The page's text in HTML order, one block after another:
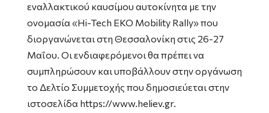
εναλλακτικού καυσίμου αυτοκίνητα με την
ονομασία «Hi-Tech EKO Mobility Rally» που
διοργανώνεται στη Θεσσαλονίκη στις 26-27
Μαΐου. Οι ενδιαφερόμενοι θα πρέπει να
συμπληρώσουν και υποβάλλουν στην οργάνωση
το Δελτίο Συμμετοχής που δημοσιεύεται στην
ιστοσελίδα https://www.heliev.gr.